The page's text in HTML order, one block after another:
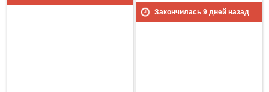
Закончилась 9дней назад